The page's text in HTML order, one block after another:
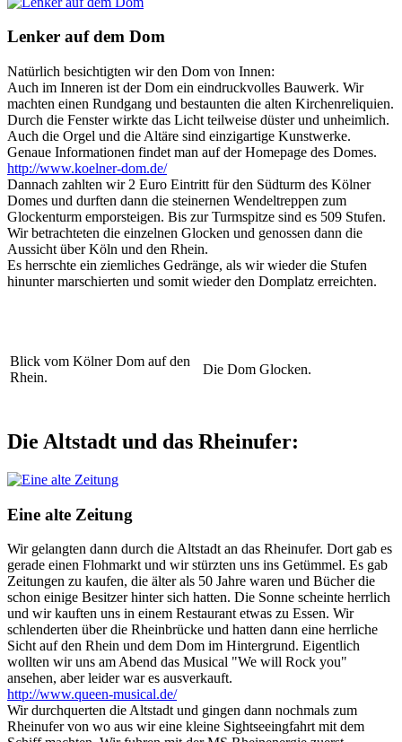
Lenker auf dem Dom
Natürlich besichtigten wir den Dom von Innen:
Auch im Inneren ist der Dom ein eindruckvolles Bauwerk. Wir
machten einen Rundgang und bestaunten die alten Kirchenreliquien.
Durch die Fenster wirkte das Licht teilweise düster und unheimlich.
Auch die Orgel und die Altäre sind einzigartige Kunstwerke.
Genaue Informationen findet man auf der Homepage des Domes.
http://www.koelner-dom.de/
Dannach zahlten wir 2 Euro Eintritt für den Südturm des Kölner
Domes und durften dann die steinernen Wendeltreppen zum
Glockenturm emporsteigen. Bis zur Turmspitze sind es 509 Stufen.
Wir betrachteten die einzelnen Glocken und genossen dann die
Aussicht über Köln und den Rhein.
Es herrschte ein ziemliches Gedränge, als wir wieder die Stufen
hinunter marschierten und somit wieder den Domplatz erreichten.
Blick vom Kölner Dom auf den
Rhein.
Die Dom Glocken.
Die Altstadt und das Rheinufer:
Eine alte Zeitung
Wir gelangten dann durch die Altstadt an das Rheinufer. Dort gab es
gerade einen Flohmarkt und wir stürzten uns ins Getümmel. Es gab
Zeitungen zu kaufen, die älter als 50 Jahre waren und Bücher die
schon einige Besitzer hinter sich hatten. Die Sonne scheinte herrlich
und wir kauften uns in einem Restaurant etwas zu Essen. Wir
schlenderten über die Rheinbrücke und hatten dann eine herrliche
Sicht auf den Rhein und dem Dom im Hintergrund. Eigentlich
wollten wir uns am Abend das Musical "We will Rock you"
ansehen, aber leider war es ausverkauft.
http://www.queen-musical.de/
Wir durchquerten die Altstadt und gingen dann nochmals zum
Rheinufer von wo aus wir eine kleine Sightseeingfahrt mit dem